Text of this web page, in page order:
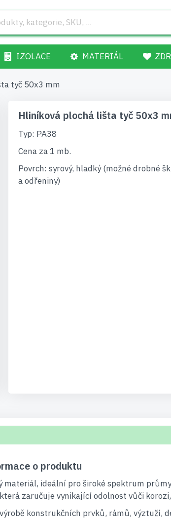
IZOLACE MATERIÁL
tyč 50x3 mm
Hliníková plochá lišta tyč 50x3
Typ: PA38
Cena za 1 mb.
Povrch: syrový, hladký (možné drobné
a odřeniny)
o produktu
ideální pro široké spektrum
zaručuje vynikající odolnost vůči
konstrukčních prvků, rámů,